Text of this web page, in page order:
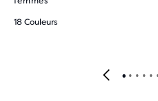
18 Couleurs